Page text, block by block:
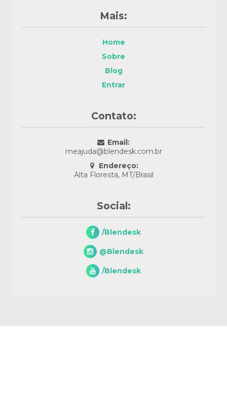
Mais:
Home
Sobre
Blog
Entrar
Contato:
Email:
meajuda@blendesk.com.br
Endereço:
Alta Floresta, MT/Brasil
Social:
/Blendesk
@Blendesk
/Blendesk